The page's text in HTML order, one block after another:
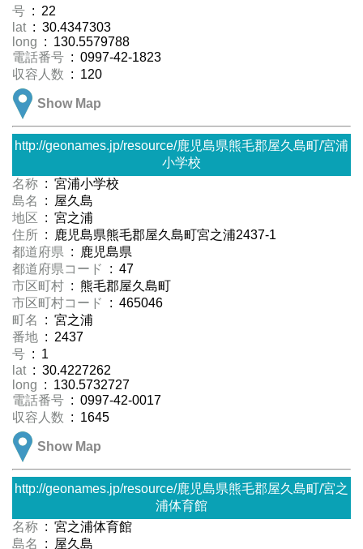
号 : 22
lat : 30.4347303
long : 130.5579788
電話番号 : 0997-42-1823
収容人数 : 120
Show Map
http://geonames.jp/resource/鹿児島県熊毛郡屋久島町/宮浦
小学校
名称 : 宮浦小学校
島名
: 屋久島
地区 : 宮之浦
住所 : 鹿児島県熊毛郡屋久島町宮之浦2437-1
都道府県 : 鹿児島県
都道府県コード
: 47
市区町村 : 熊毛郡屋久島町
市区町村コード
: 465046
町名
: 宮之浦
番地 : 2437
号 : 1
lat : 30.4227262
long : 130.5732727
電話番号 : 0997-42-0017
収容人数 : 1645
Show Map
http://geonames.jp/resource/鹿児島県熊毛郡屋久島町/宮之
浦体育館
名称 : 宮之浦体育館
島名
: 屋久島